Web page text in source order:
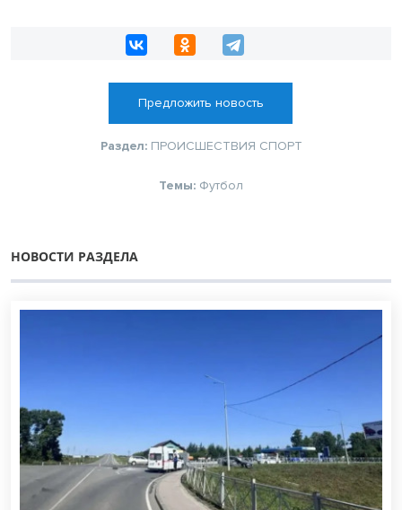
Предложить новость
Раздел: ПРОИСШЕСТВИЯ СПОРТ
Темы: Футбол
НОВОСТИ РАЗДЕЛА